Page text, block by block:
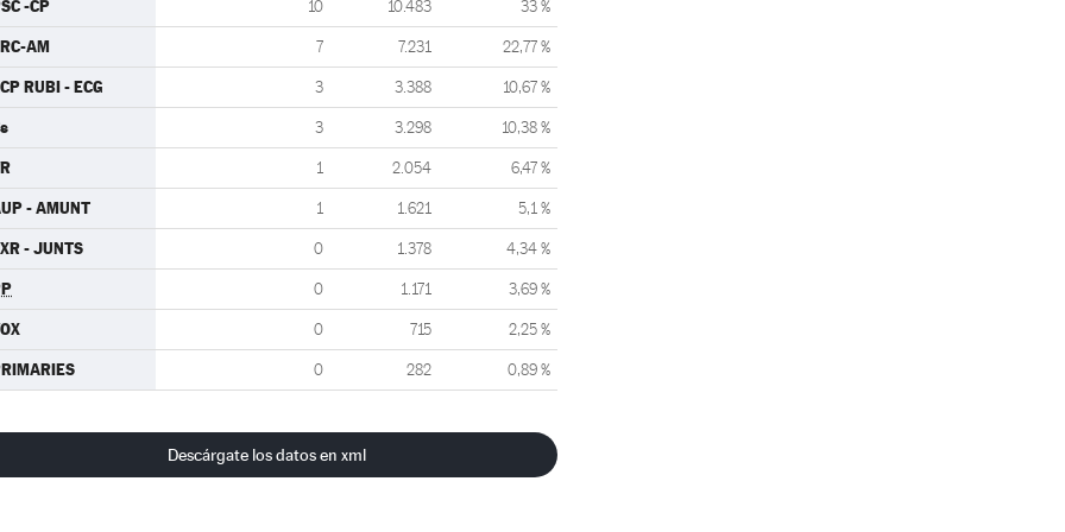
-CP 10 10.483 33 %
AM 7 7.231 22,77 %
RUBI - ECG 3 3.388 10,67 %
3 3.298 10,38 %
1 2.054 6,47 %
- AMUNT 1 1.621 5,1 %
- JUNTS 0 1.378 4,34 %
0 1.171 3,69 %
0 715 2,25 %
0 282 0,89 %
Descárgate los datos en xml